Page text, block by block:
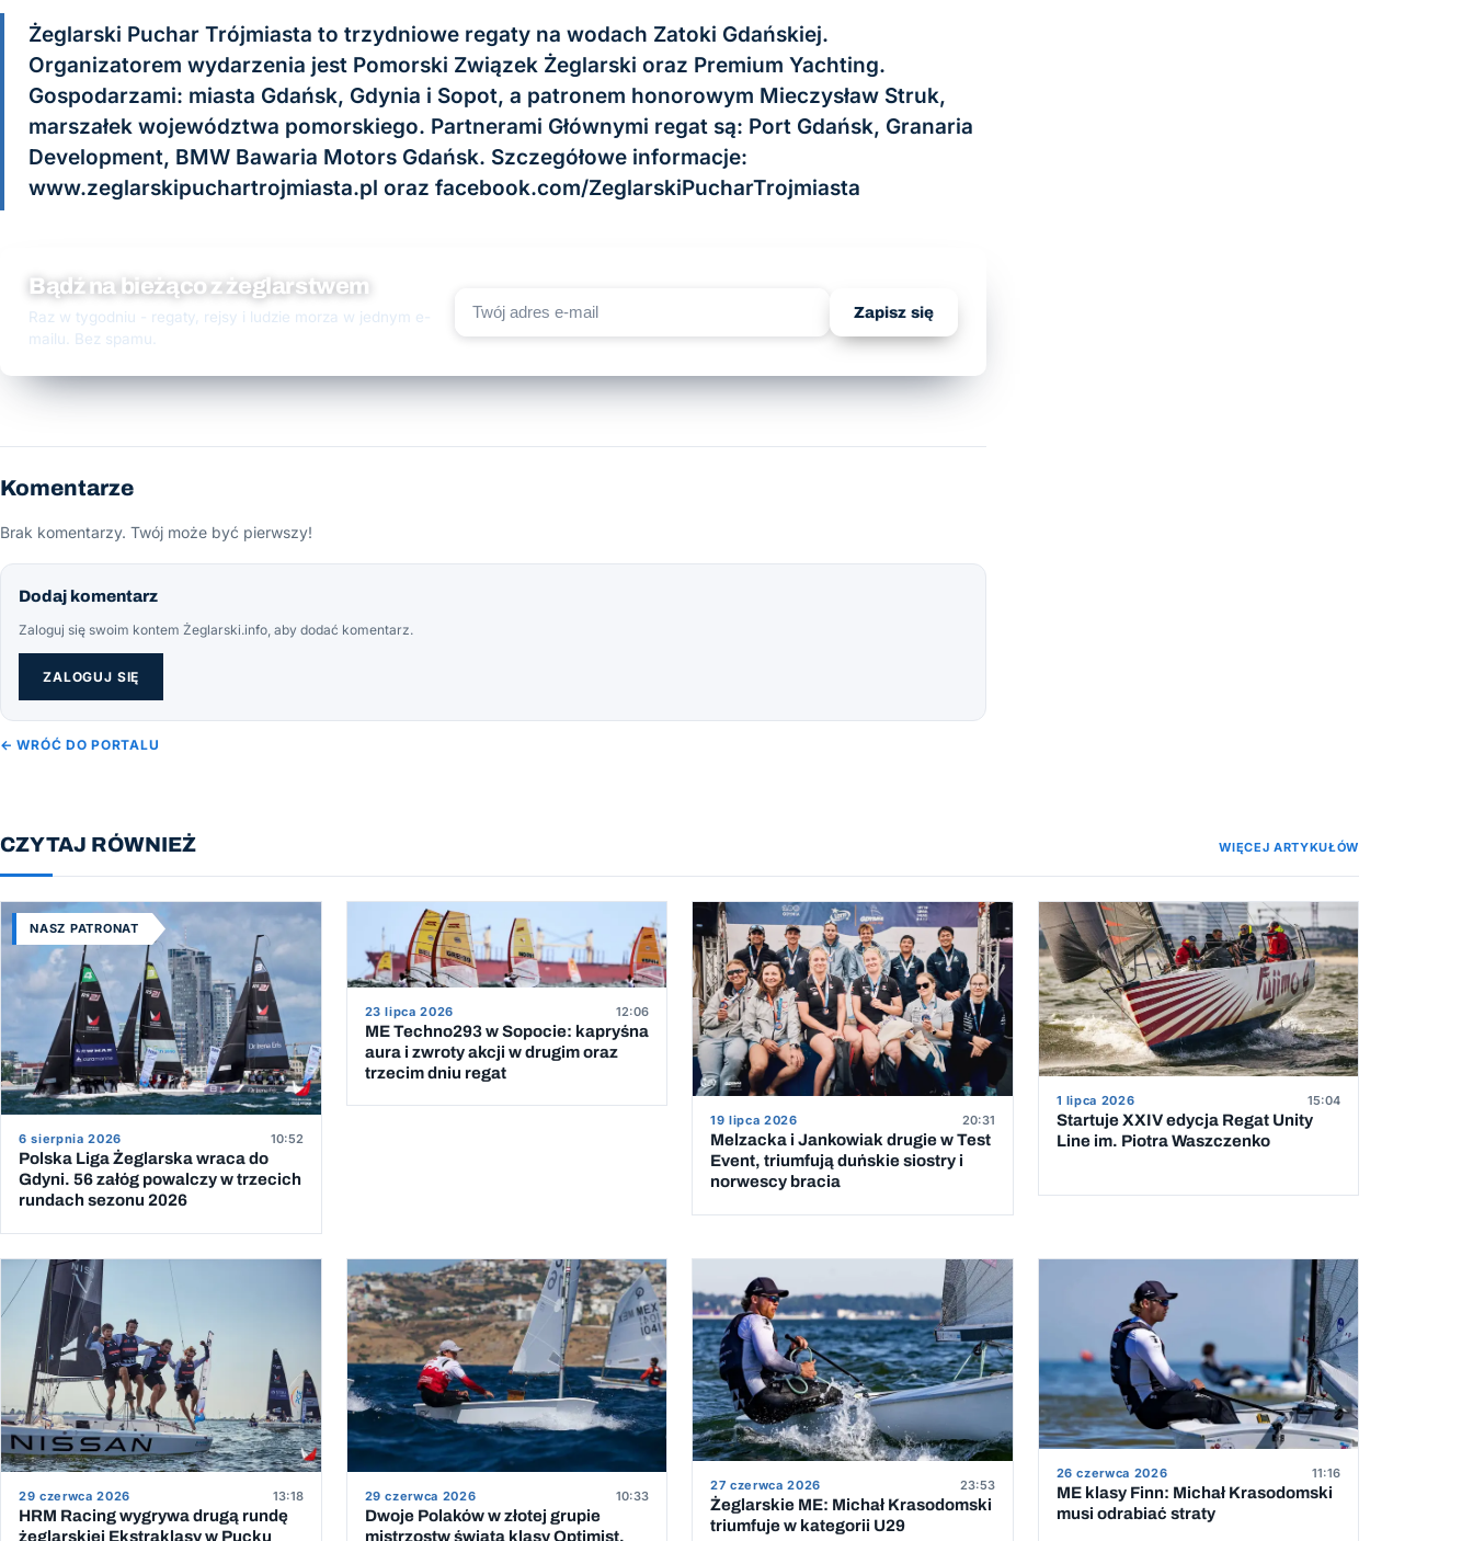
Żeglarski Puchar Trójmiasta to trzydniowe regaty na wodach Zatoki Gdańskiej.
Organizatorem wydarzenia jest Pomorski Związek Żeglarski oraz Premium Yachting.
Gospodarzami: miasta Gdańsk, Gdynia i Sopot, a patronem honorowym Mieczysław Struk,
marszałek województwa pomorskiego. Partnerami Głównymi regat są: Port Gdańsk, Granaria
Development, BMW Bawaria Motors Gdańsk. Szczegółowe informacje:
www.zeglarskipuchartrojmiasta.pl oraz facebook.com/ZeglarskiPucharTrojmiasta
Bądź na bieżąco z żeglarstwem
Raz w tygodniu - regaty, rejsy i ludzie morza w jednym e-
mailu. Bez spamu.
Zapisz się
Komentarze
Brak komentarzy. Twój może być pierwszy!
Dodaj komentarz
Zaloguj się swoim kontem Żeglarski.info, aby dodać komentarz.
ZALOGUJ SIĘ
← WRÓĆ DO PORTALU
CZYTAJ RÓWNIEŻ WIĘCEJ ARTYKUŁÓW
NASZ PATRONAT
6 sierpnia 2026 10:52
Polska Liga Żeglarska wraca do
Gdyni. 56 załóg powalczy w trzecich
rundach sezonu 2026
23 lipca 2026 12:06
ME Techno293 w Sopocie: kapryśna
aura i zwroty akcji w drugim oraz
trzecim dniu regat
19 lipca 2026 20:31
Melzacka i Jankowiak drugie w Test
Event, triumfują duńskie siostry i
norwescy bracia
1 lipca 2026 15:04
Startuje XXIV edycja Regat Unity
Line im. Piotra Waszczenko
29 czerwca 2026 13:18
HRM Racing wygrywa drugą rundę
żeglarskiej Ekstraklasy w Pucku
29 czerwca 2026 10:33
Dwoje Polaków w złotej grupie
mistrzostw świata klasy Optimist.
27 czerwca 2026 23:53
Żeglarskie ME: Michał Krasodomski
triumfuje w kategorii U29
26 czerwca 2026 11:16
ME klasy Finn: Michał Krasodomski
musi odrabiać straty